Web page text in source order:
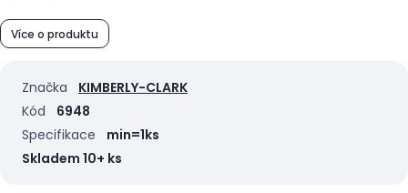
Více o produktu
Značka
KIMBERLY-CLARK
Kód
6948
Specifikace
min=1ks
Skladem 10+ ks